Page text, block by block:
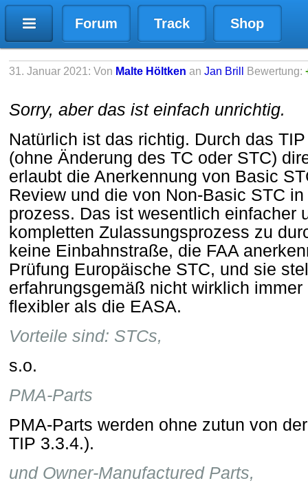
Forum Track Shop
31. Januar 2021: Von Malte Höltken an Jan Brill Bewertung:
Sorry, aber das ist einfach unrichtig.
Natürlich ist das richtig. Durch das
(ohne Änderung des TC oder STC)
erlaubt die Anerkennung von Basic
Review und die von Non-Basic STC
prozess. Das ist wesentlich einfacher
kompletten Zulassungsprozess zu
keine Einbahnstraße, die FAA
Prüfung Europäische STC, und sie
erfahrungsgemäß nicht wirklich
flexibler als die EASA.
Vorteile sind: STCs,
s.o.
PMA-Parts
PMA-Parts werden ohne zutun von
TIP 3.3.4.).
und Owner-Manufactured Parts,